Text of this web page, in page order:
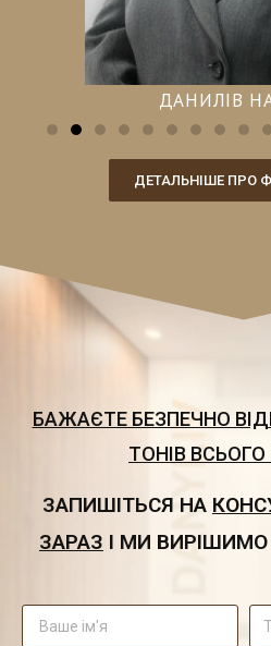
ДАНИЛІВ
ДЕТАЛЬНІШЕ ПРО
БАЖАЄТЕ БЕЗПЕЧНО
ТОНІВ ВСЬОГО
ЗАПИШІТЬСЯ НА
ЗАРАЗ І МИ